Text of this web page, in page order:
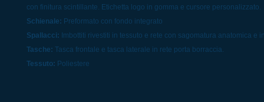
con finitura scintillante. Etichetta logo in gomma e cursore personalizzato.
Schienale: Preformato con fondo integrato
Spallacci: Imbottiti rivestiti in tessuto e rete con sagomatura anatomica e
Tasche: Tasca frontale e tasca laterale in rete porta borraccia.
Tessuto: Poliestere